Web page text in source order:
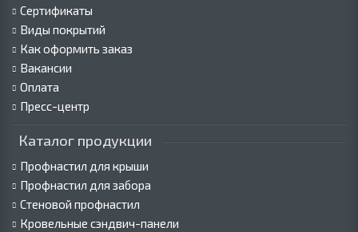
Сертификаты
Виды покрытий
Как оформить заказ
Вакансии
Оплата
Пресс-центр
Каталог продукции
Профнастил для крыши
Профнастил для забора
Стеновой профнастил
Кровельные сэндвич-панели